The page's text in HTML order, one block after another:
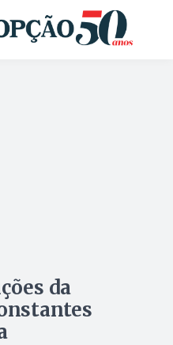
da